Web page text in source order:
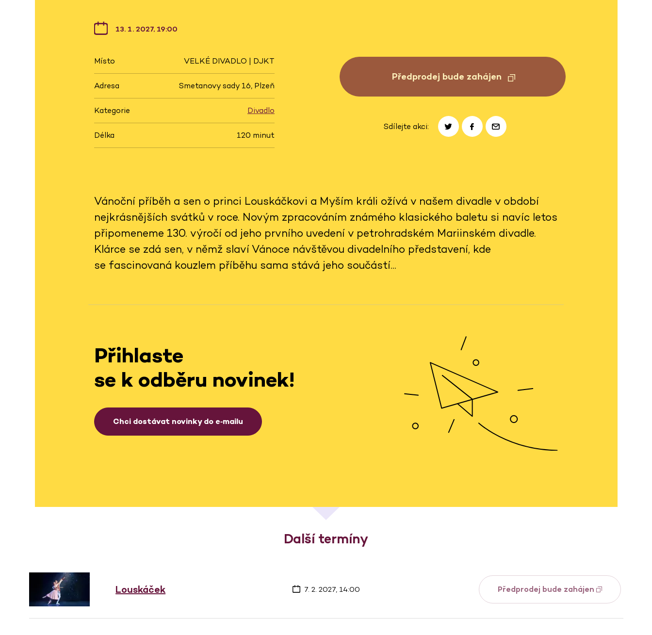
13. 1. 2027, 19:00
Místo VELKÉ DIVADLO | DJKT
Adresa Smetanovy sady 16, Plzeň
Kategorie Divadlo
Délka 120 minut
Předprodej bude zahájen
Sdílejte akci:
Vánoční příběh a sen o princi Louskáčkovi a Myším králi ožívá v našem divadle v období
nejkrásnějších svátků v roce. Novým zpracováním známého klasického baletu si navíc letos
připomeneme 130. výročí od jeho prvního uvedení v petrohradském Mariinském divadle.
Klárce se zdá sen, v němž slaví Vánoce návštěvou divadelního představení, kde
se fascinovaná kouzlem příběhu sama stává jeho součástí...
Přihlaste
se k odběru novinek!
Chci dostávat novinky do e‑mailu
Další termíny
Louskáček 7. 2. 2027, 14:00 Předprodej bude zahájen